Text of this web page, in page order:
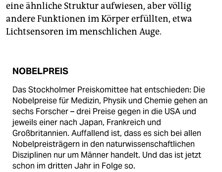
eine ähnliche Struktur aufwiesen, aber völlig
andere Funktionen im Körper erfüllten, etwa
Lichtsensoren im menschlichen Auge.
NOBELPREIS
Das Stockholmer Preiskomittee hat entschieden: Die
Nobelpreise für Medizin, Physik und Chemie gehen an
sechs Forscher – drei Preise gegen in die USA und
jeweils einer nach Japan, Frankreich und
Großbritannien. Auffallend ist, dass es sich bei allen
Nobelpreisträgern in den naturwissenschaftlichen
Disziplinen nur um Männer handelt. Und das ist jetzt
schon im dritten Jahr in Folge so.